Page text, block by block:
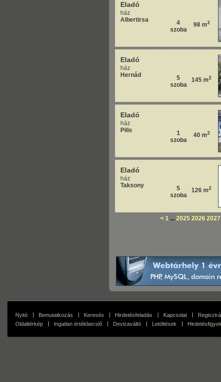
Eladó
ház
Albertirsa
4
szoba
98 m2
Eladó
ház
Hernád
5
szoba
145 m2
Eladó
ház
Pilis
1
szoba
40 m2
Eladó
ház
Taksony
5
szoba
126 m2
< 1 ... 2025 2026 2027
Nyitó Bemutatkozás Keresés Hirdetésfeladás Kapcsolat
Oldaltérkép
Ingatlan értékbecslő Devizaváltó Letöltések